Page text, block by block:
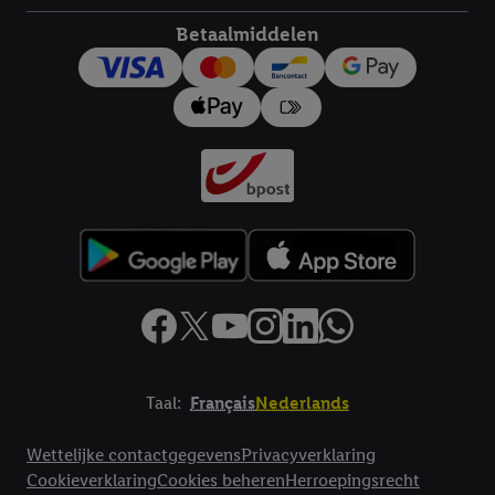
Betaalmiddelen
Taal: FrançaisNederlands
Wettelijke contactgegevensPrivacyverklaring
CookieverklaringCookies beherenHerroepingsrecht